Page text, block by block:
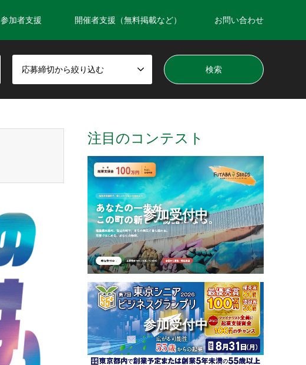
参加者支援 開催者支援（無料掲載など） お問い合わせ
応募締切から絞り込む
注目のコンテスト
参加受付中
参加受付中